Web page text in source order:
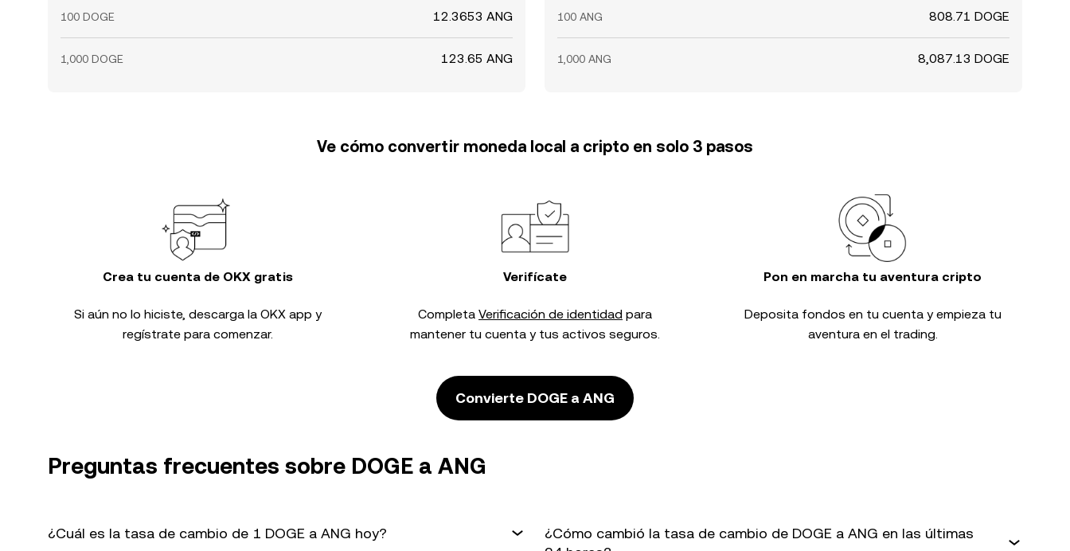
100 DOGE 12.3653 ANG
1,000 DOGE 123.65 ANG
100 ANG 808.71 DOGE
1,000 ANG 8,087.13 DOGE
Ve cómo convertir moneda local a cripto en solo 3 pasos
Crea tu cuenta de OKX gratis
Si aún no lo hiciste, descarga la OKX app y
regístrate para comenzar.
Verifícate
Completa Verificación de identidad para
mantener tu cuenta y tus activos seguros.
Pon en marcha tu aventura cripto
Deposita fondos en tu cuenta y empieza tu
aventura en el trading.
Convierte DOGE a ANG
Preguntas frecuentes sobre DOGE a ANG
¿Cuál es la tasa de cambio de 1 DOGE a ANG hoy?
¿Cómo cambió la tasa de cambio de DOGE a ANG en las últimas